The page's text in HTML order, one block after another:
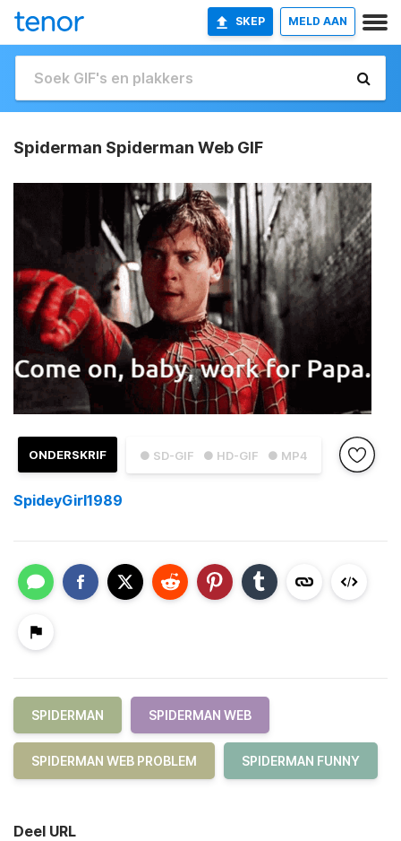
SKEP MELD AAN
Spiderman Spiderman Web GIF
● SD-GIF ● HD-GIF ● MP4
ONDERSKRIF
SpideyGirl1989
SPIDERMAN SPIDERMAN WEB
SPIDERMAN WEB PROBLEM SPIDERMAN FUNNY
Deel URL